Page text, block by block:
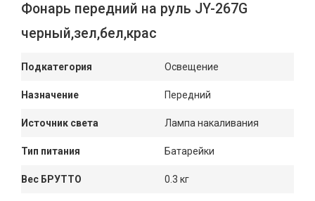
Фонарь передний на руль JY-267G
черный,зел,бел,крас
Подкатегория Освещение
Назначение Передний
Источник света Лампа накаливания
Тип питания Батарейки
Вес БРУТТО 0.3 кг